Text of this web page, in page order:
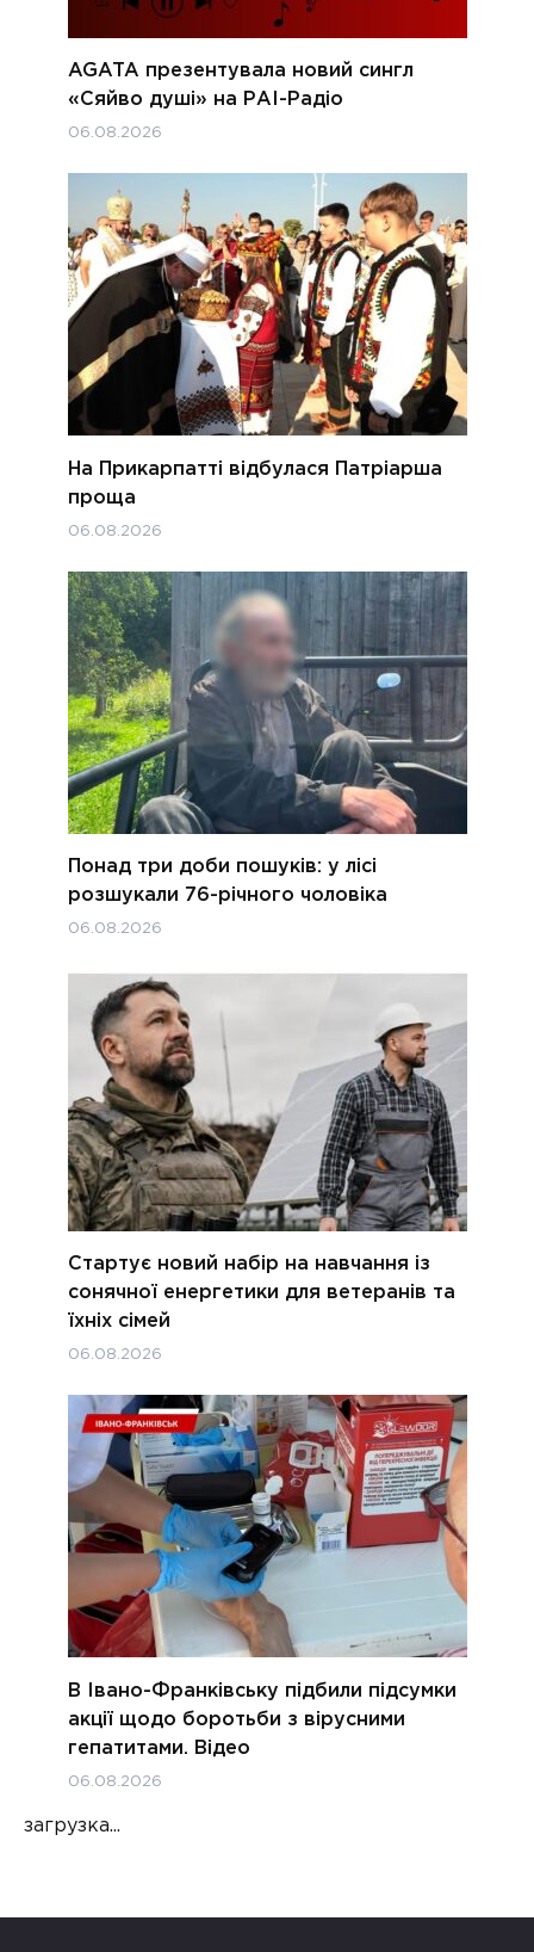
AGATA презентувала новий сингл
«Сяйво душі» на РАІ-Радіо
06.08.2026
На Прикарпатті відбулася Патріарша
проща
06.08.2026
Понад три доби пошуків: у лісі
розшукали 76-річного чоловіка
06.08.2026
Стартує новий набір на навчання із
сонячної енергетики для ветеранів та
їхніх сімей
06.08.2026
В Івано-Франківську підбили підсумки
акції щодо боротьби з вірусними
гепатитами. Відео
06.08.2026
загрузка...